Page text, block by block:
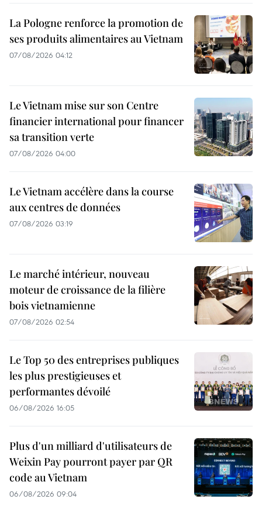
La Pologne renforce la promotion de
ses produits alimentaires au Vietnam
07/08/2026 04:12
Le Vietnam mise sur son Centre
financier international pour financer
sa transition verte
07/08/2026 04:00
Le Vietnam accélère dans la course
aux centres de données
07/08/2026 03:19
Le marché intérieur, nouveau
moteur de croissance de la filière
bois vietnamienne
07/08/2026 02:54
Le Top 50 des entreprises publiques
les plus prestigieuses et
performantes dévoilé
06/08/2026 16:05
Plus d'un milliard d'utilisateurs de
Weixin Pay pourront payer par QR
code au Vietnam
06/08/2026 09:04